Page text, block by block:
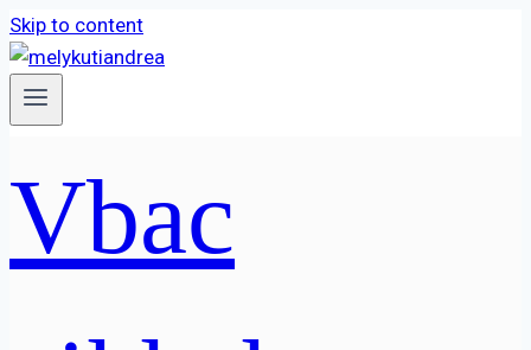
Skip to content
Vbac